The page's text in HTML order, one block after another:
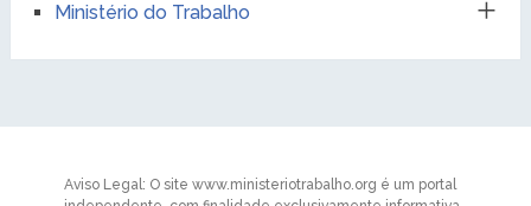
Ministério do Trabalho
Aviso Legal: O site www.ministeriotrabalho.org é um portal